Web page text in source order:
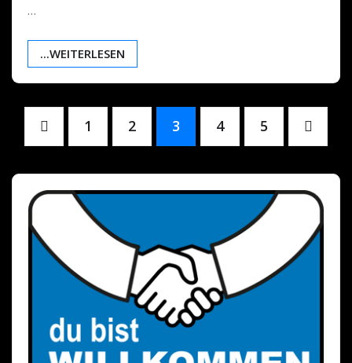
…
...WEITERLESEN
Seitennummerierung
der
Beiträge
1 2 3 4 5